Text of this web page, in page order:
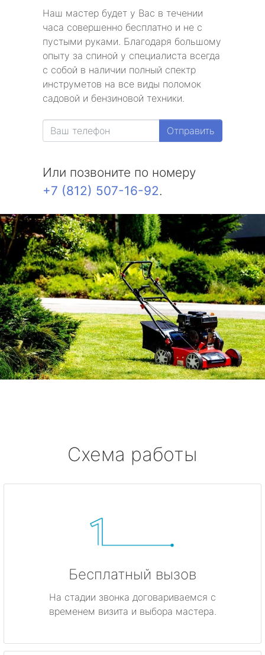
Наш мастер будет у Вас в течении
часа совершенно бесплатно и не с
пустыми руками. Благодаря большому
опыту за спиной у специалиста всегда
с собой в наличии полный спектр
инструметов на все виды поломок
садовой и бензиновой техники.
Отправить
Или позвоните по номеру
+7 (812) 507-16-92.
Схема работы
Бесплатный вызов
На стадии звонка договариваемся с
временем визита и выбора мастера.